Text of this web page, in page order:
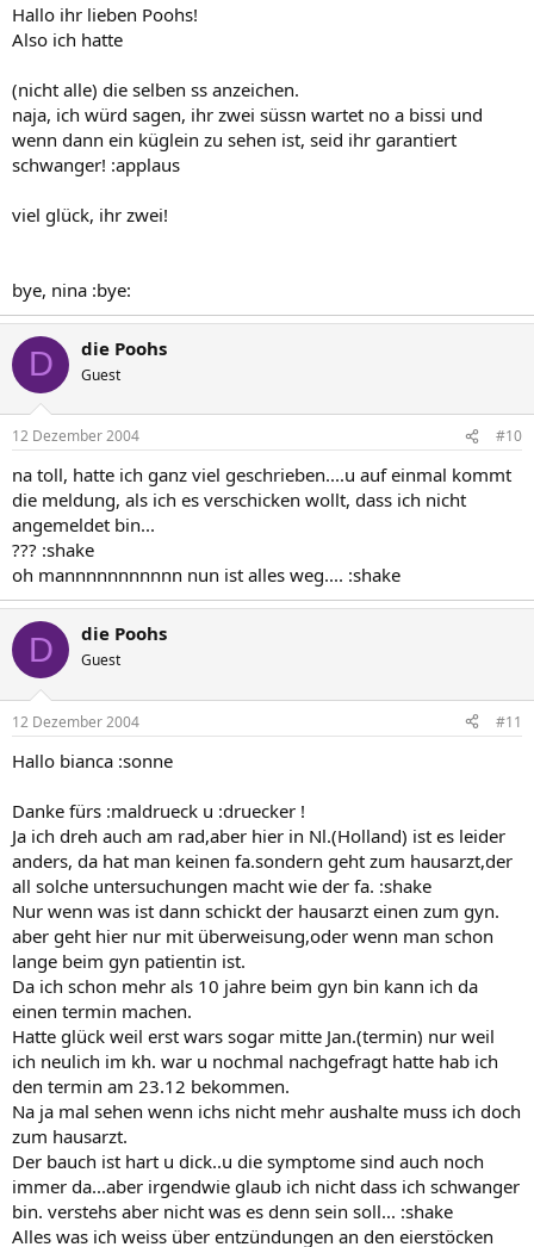
Hallo ihr lieben Poohs!
Also ich hatte
(nicht alle) die selben ss anzeichen.
naja, ich würd sagen, ihr zwei süssn wartet no a bissi und
wenn dann ein küglein zu sehen ist, seid ihr garantiert
schwanger! :applaus
viel glück, ihr zwei!
bye, nina :bye:
D die Poohs
Guest
12 Dezember 2004 #10
na toll, hatte ich ganz viel geschrieben....u auf einmal kommt
die meldung, als ich es verschicken wollt, dass ich nicht
angemeldet bin...
??? :shake
oh mannnnnnnnnnn nun ist alles weg.... :shake
D die Poohs
Guest
12 Dezember 2004 #11
Hallo bianca :sonne
Danke fürs :maldrueck u :druecker !
Ja ich dreh auch am rad,aber hier in Nl.(Holland) ist es leider
anders, da hat man keinen fa.sondern geht zum hausarzt,der
all solche untersuchungen macht wie der fa. :shake
Nur wenn was ist dann schickt der hausarzt einen zum gyn.
aber geht hier nur mit überweisung,oder wenn man schon
lange beim gyn patientin ist.
Da ich schon mehr als 10 jahre beim gyn bin kann ich da
einen termin machen.
Hatte glück weil erst wars sogar mitte Jan.(termin) nur weil
ich neulich im kh. war u nochmal nachgefragt hatte hab ich
den termin am 23.12 bekommen.
Na ja mal sehen wenn ichs nicht mehr aushalte muss ich doch
zum hausarzt.
Der bauch ist hart u dick..u die symptome sind auch noch
immer da...aber irgendwie glaub ich nicht dass ich schwanger
bin. verstehs aber nicht was es denn sein soll... :shake
Alles was ich weiss über entzündungen an den eierstöcken